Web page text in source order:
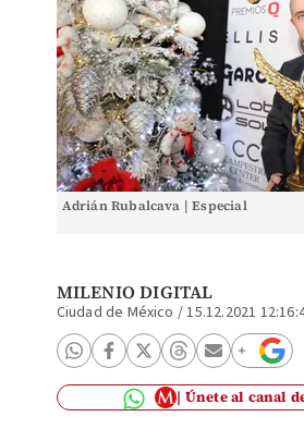
Adrián Rubalcava | Especial
MILENIO DIGITAL
Ciudad de México /15.12.2021
Únete al canal